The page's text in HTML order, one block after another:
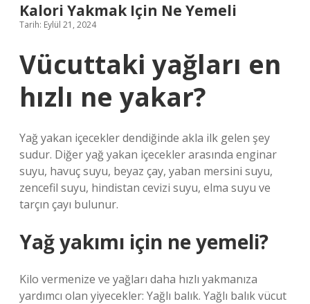
Kalori Yakmak Için Ne Yemeli
Tarih: Eylül 21, 2024
Vücuttaki yağları en
hızlı ne yakar?
Yağ yakan içecekler dendiğinde akla ilk gelen şey
sudur. Diğer yağ yakan içecekler arasında enginar
suyu, havuç suyu, beyaz çay, yaban mersini suyu,
zencefil suyu, hindistan cevizi suyu, elma suyu ve
tarçın çayı bulunur.
Yağ yakımı için ne yemeli?
Kilo vermenize ve yağları daha hızlı yakmanıza
yardımcı olan yiyecekler: Yağlı balık. Yağlı balık vücut